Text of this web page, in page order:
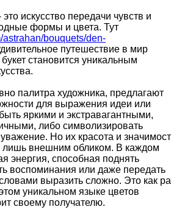
это искусство передачи чувств и
формы и цвета. Тут
astrahan/bouquets/den-
путешествие в мир
становится уникальным
палитра художника, предлагают
для выражения идеи или
яркими и экстравагантными,
либо символизировать
уважение. Но их красота и
лишь внешним обликом. В каждом
энергия, способная поднять
воспоминания или даже передать
выразить сложно. Это как
уникальном языке цветов
своему получателю.